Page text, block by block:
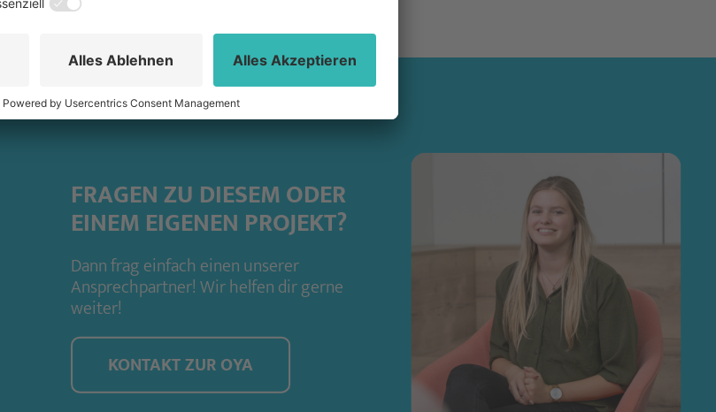
FRAGEN ZU DIESEM ODER
EINEM EIGENEN PROJEKT?
Dann frag einfach einen unserer
Ansprechpartner! Wir helfen dir gerne
weiter!
KONTAKT ZUR OYA
ANJA SALGER
PROJEKTMANAGERIN